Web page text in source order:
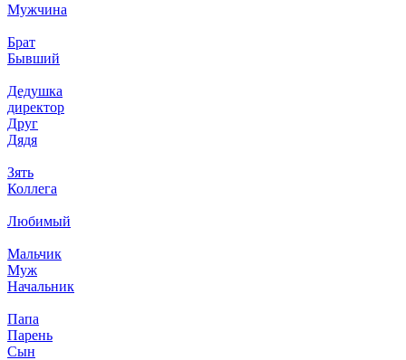
Мужчина
Брат
Бывший
Дедушка
директор
Друг
Дядя
Зять
Коллега
Любимый
Мальчик
Муж
Начальник
Папа
Парень
Сын